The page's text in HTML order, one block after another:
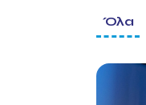
Όλα